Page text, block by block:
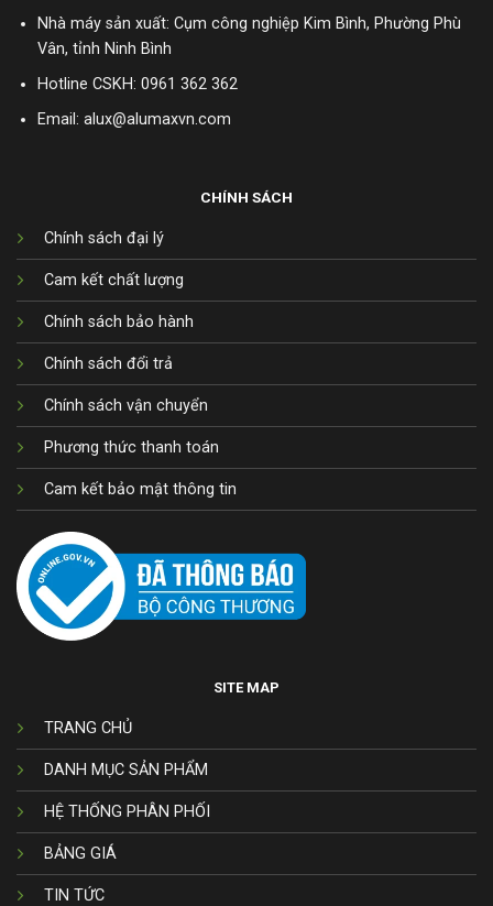
Nhà máy sản xuất: Cụm công nghiệp Kim Bình, Phường Phù
Vân, tỉnh Ninh Bình
Hotline CSKH: 0961 362 362
Email: alux@alumaxvn.com
CHÍNH SÁCH
Chính sách đại lý
Cam kết chất lượng
Chính sách bảo hành
Chính sách đổi trả
Chính sách vận chuyển
Phương thức thanh toán
Cam kết bảo mật thông tin
SITE MAP
TRANG CHỦ
DANH MỤC SẢN PHẨM
HỆ THỐNG PHÂN PHỐI
BẢNG GIÁ
TIN TỨC